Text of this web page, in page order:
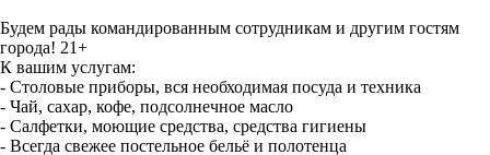
Будем рады командированным сотрудникам и другим гостям
города! 21+
К вашим услугам:
- Столовые приборы, вся необходимая посуда и техника
- Чай, сахар, кофе, подсолнечное масло
- Салфетки, моющие средства, средства гигиены
- Всегда свежее постельное бельё и полотенца